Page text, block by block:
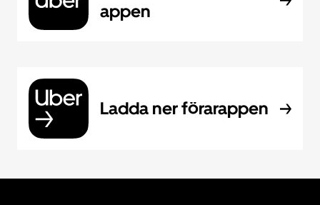
appen
Ladda ner förarappen